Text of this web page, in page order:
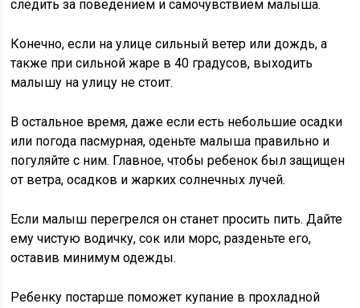
следить за поведением и самочувствием малыша.
Конечно, если на улице сильный ветер или дождь, а
также при сильной жаре в 40 градусов, выходить
малышу на улицу не стоит.
В остальное время, даже если есть небольшие осадки
или погода пасмурная, оденьте малыша правильно и
погуляйте с ним. Главное, чтобы ребенок был защищен
от ветра, осадков и жарких солнечных лучей.
Если малыш перегрелся он станет просить пить. Дайте
ему чистую водичку, сок или морс, разденьте его,
оставив минимум одежды.
Ребенку постарше поможет купание в прохладной